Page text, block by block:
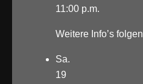
11:00 p.m.
Weitere Info’s folgen
Sa.
19